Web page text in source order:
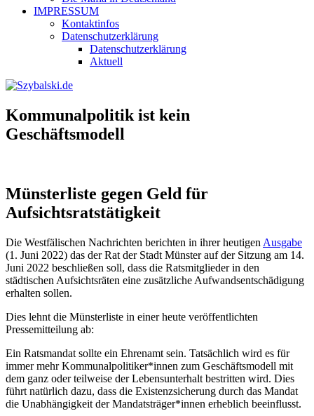
IMPRESSUM
Kontaktinfos
Datenschutzerklärung
Datenschutzerklärung
Aktuell
Kommunalpolitik ist kein
Geschäftsmodell
Münsterliste gegen Geld für
Aufsichtsratstätigkeit
Die Westfälischen Nachrichten berichten in ihrer heutigen Ausgabe
(1. Juni 2022) das der Rat der Stadt Münster auf der Sitzung am 14.
Juni 2022 beschließen soll, dass die Ratsmitglieder in den
städtischen Aufsichtsräten eine zusätzliche Aufwandsentschädigung
erhalten sollen.
Dies lehnt die Münsterliste in einer heute veröffentlichten
Pressemitteilung ab:
Ein Ratsmandat sollte ein Ehrenamt sein. Tatsächlich wird es für
immer mehr Kommunalpolitiker*innen zum Geschäftsmodell mit
dem ganz oder teilweise der Lebensunterhalt bestritten wird. Dies
führt natürlich dazu, dass die Existenzsicherung durch das Mandat
die Unabhängigkeit der Mandatsträger*innen erheblich beeinflusst.